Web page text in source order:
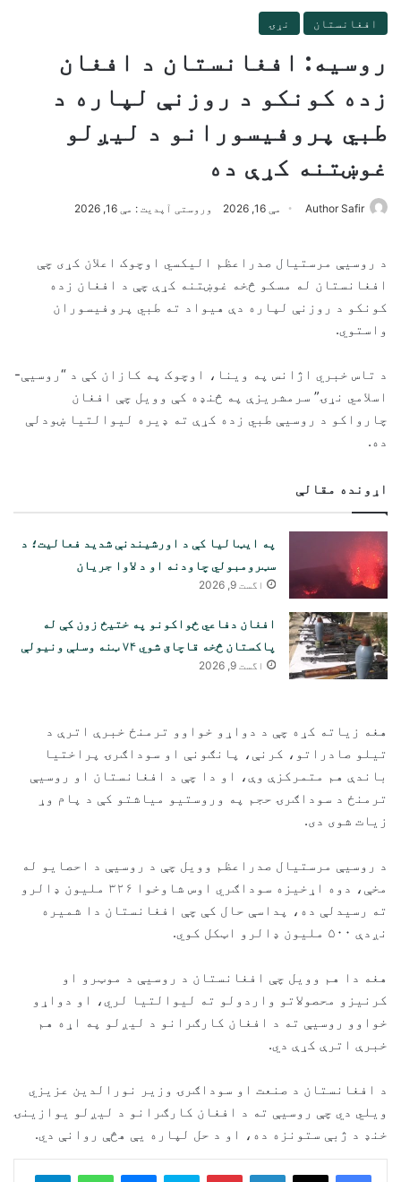
افغانستان نړۍ
روسیه: افغانستان د افغان
زده کونکو د روزنې لپاره د
طبي پروفیسورانو د لیږلو
غوښتنه کړې ده
Author Safir مې 16, 2026 وروستی آپدیت : مې 16, 2026
د روسیې مرستیال صدراعظم الیکسي اوچوک اعلان کړی چې
افغانستان له مسکو څخه غوښتنه کړې چې د افغان زده
کونکو د روزنې لپاره دې هیواد ته طبي پروفیسوران
واستوي.
د تاس خبري اژانس په وینا، اوچوک په کازان کې د “روسیې-
اسلامي نړۍ” سرمشریزې په څنډه کې وویل چې افغان
چارواکو د روسیې طبي زده کړې ته ډیره لیوالتیا ښودلې
ده.
اړونده مقالې
په ایټالیا کې د اورشیندنې شدید فعالیت؛ د
سټرومبولي چاودنه او د لاوا جریان
اگست 9, 2026
افغان دفاعي ځواکونو په ختیځ زون کې له
پاکستان څخه قاچاق شوي ۷۴ ټنه وسلې ونیولې
اگست 9, 2026
هغه زیاته کړه چې د دواړو خواوو ترمنځ خبرې اترې د
تیلو صادراتو، کرنې، پانګونې او سوداګرۍ پراختیا
باندې هم متمرکزې وې، او دا چې د افغانستان او روسیې
ترمنځ د سوداګرۍ حجم په وروستیو میاشتو کې د پام وړ
زیات شوی دی.
د روسیې مرستیال صدراعظم وویل چې د روسیې د احصایو له
مخې، دوه اړخیزه سوداګري اوس شاوخوا ۳۲۶ ملیون ډالرو
ته رسیدلې ده، پداسې حال کې چې افغانستان دا شمیره
نږدې ۵۰۰ ملیون ډالرو اټکل کوي.
هغه دا هم وویل چې افغانستان د روسیې د موټرو او
کرنیزو محصولاتو واردولو ته لیوالتیا لري، او دواړو
خواوو روسیې ته د افغان کارګرانو د لیږلو په اړه هم
خبرې اترې کړې دي.
د افغانستان د صنعت او سوداګرۍ وزیر نورالدین عزیزي
ویلي دي چې روسیې ته د افغان کارګرانو د لیږلو یوازینۍ
خنډ د ژبې ستونزه ده، او د حل لپاره یې هڅې روانې دي.
LinkedIn
Pinterest
Skype
Messenger
WhatsApp